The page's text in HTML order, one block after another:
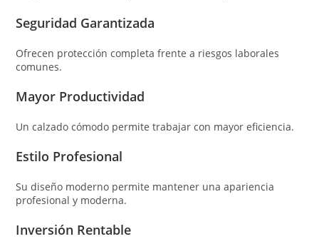
Seguridad Garantizada
Ofrecen protección completa frente a riesgos laborales
comunes.
Mayor Productividad
Un calzado cómodo permite trabajar con mayor eficiencia.
Estilo Profesional
Su diseño moderno permite mantener una apariencia
profesional y moderna.
Inversión Rentable